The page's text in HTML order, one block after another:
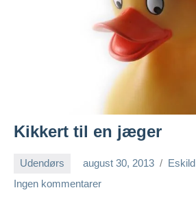
Kikkert til en jæger
Udendørs august 30, 2013
Eskild
Ingen kommentarer